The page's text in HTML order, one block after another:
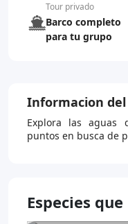
Tour privado
Barco completo
para tu grupo
Informacion del
Explora las aguas
puntos en busca de
Especies